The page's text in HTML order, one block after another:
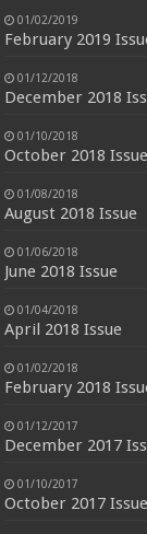
01/02/2019
February 2019
01/12/2018
December 2018
01/10/2018
October 2018 Issue
01/08/2018
August 2018 Issue
01/06/2018
June 2018 Issue
01/04/2018
April 2018 Issue
01/02/2018
February 2018
01/12/2017
December 2017
01/10/2017
October 2017 Issue